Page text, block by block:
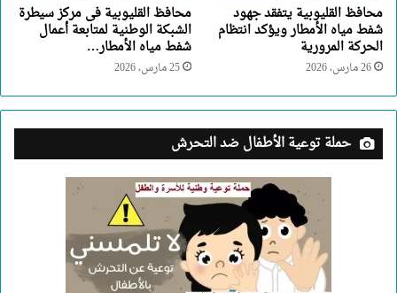
محافظ القليوبية يتفقد جهود
شفط مياه الأمطار ويؤكد انتظام
الحركة المرورية
26 مارس، 2026
محافظ القليوبية فى مركز سيطرة
الشبكة الوطنية لمتابعة أعمال
شفط مياه الأمطار…
25 مارس، 2026
حملة توعية الأطفال ضد التحرش